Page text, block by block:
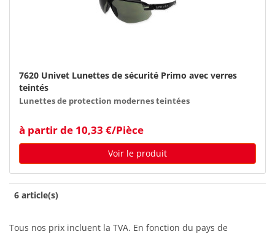
7620 Univet Lunettes de sécurité Primo avec verres
teintés
Lunettes de protection modernes teintées
à partir de 10,33 €/Pièce
Voir le produit
6 article(s)
Tous nos prix incluent la TVA. En fonction du pays de